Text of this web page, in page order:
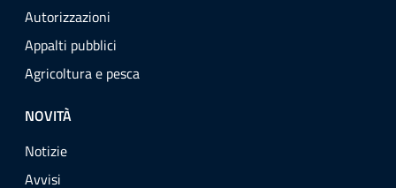
Autorizzazioni
Appalti pubblici
Agricoltura e pesca
NOVITÀ
Notizie
Avvisi